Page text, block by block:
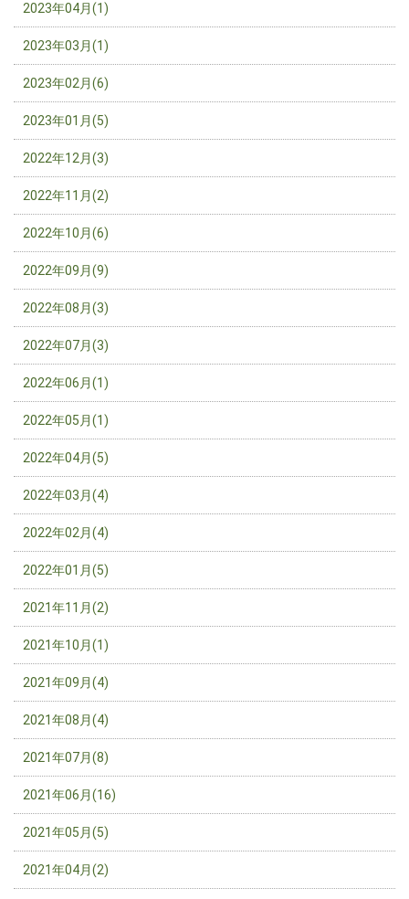
2023年04月(1)
2023年03月(1)
2023年02月(6)
2023年01月(5)
2022年12月(3)
2022年11月(2)
2022年10月(6)
2022年09月(9)
2022年08月(3)
2022年07月(3)
2022年06月(1)
2022年05月(1)
2022年04月(5)
2022年03月(4)
2022年02月(4)
2022年01月(5)
2021年11月(2)
2021年10月(1)
2021年09月(4)
2021年08月(4)
2021年07月(8)
2021年06月(16)
2021年05月(5)
2021年04月(2)